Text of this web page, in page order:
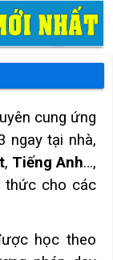
cung ứng
ngay tại nhà,
, Tiếng Anh…,
thức cho các
học theo